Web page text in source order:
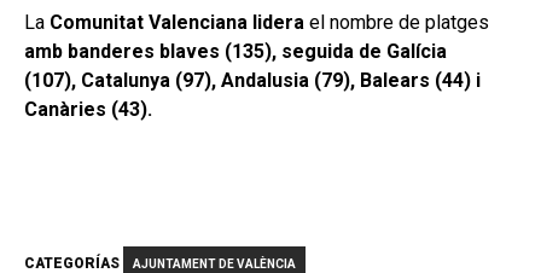
La Comunitat Valenciana lidera el nombre de platges
amb banderes blaves (135), seguida de Galícia
(107), Catalunya (97), Andalusia (79), Balears (44) i
Canàries (43).
CATEGORÍAS AJUNTAMENT DE VALÈNCIA